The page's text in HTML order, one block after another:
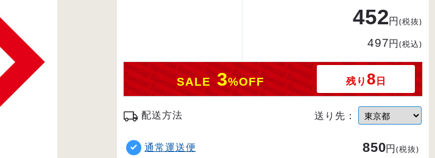
452円(税抜)
497円(税込)
SALE 3%OFF 残り8日
配送方法 送り先：
通常運送便 850円(税抜)